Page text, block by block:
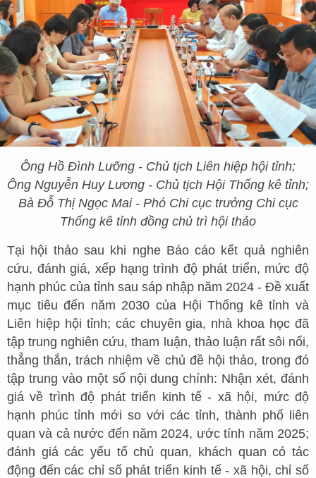
Ông Hồ Đình Lưỡng - Chủ tịch Liên hiệp hội tỉnh;
Ông Nguyễn Huy Lương - Chủ tịch Hội Thống kê tỉnh;
Bà Đỗ Thị Ngọc Mai - Phó Chi cục trưởng Chi cục
Thống kê tỉnh đồng chủ trì hội thảo
Tại hội thảo sau khi nghe Báo cáo kết quả nghiên
cứu, đánh giá, xếp hạng trình độ phát triển, mức độ
hạnh phúc của tỉnh sau sáp nhập năm 2024 - Đề xuất
mục tiêu đến năm 2030 của Hội Thống kê tỉnh và
Liên hiệp hội tỉnh; các chuyên gia, nhà khoa học đã
tập trung nghiên cứu, tham luận, thảo luận rất sôi nổi,
thẳng thắn, trách nhiệm về chủ đề hội thảo, trong đó
tập trung vào một số nội dung chính: Nhận xét, đánh
giá về trình độ phát triển kinh tế - xã hội, mức độ
hạnh phúc tỉnh mới so với các tỉnh, thành phố liên
quan và cả nước đến năm 2024, ước tính năm 2025;
đánh giá các yếu tố chủ quan, khách quan có tác
động đến các chỉ số phát triển kinh tế - xã hội, chỉ số